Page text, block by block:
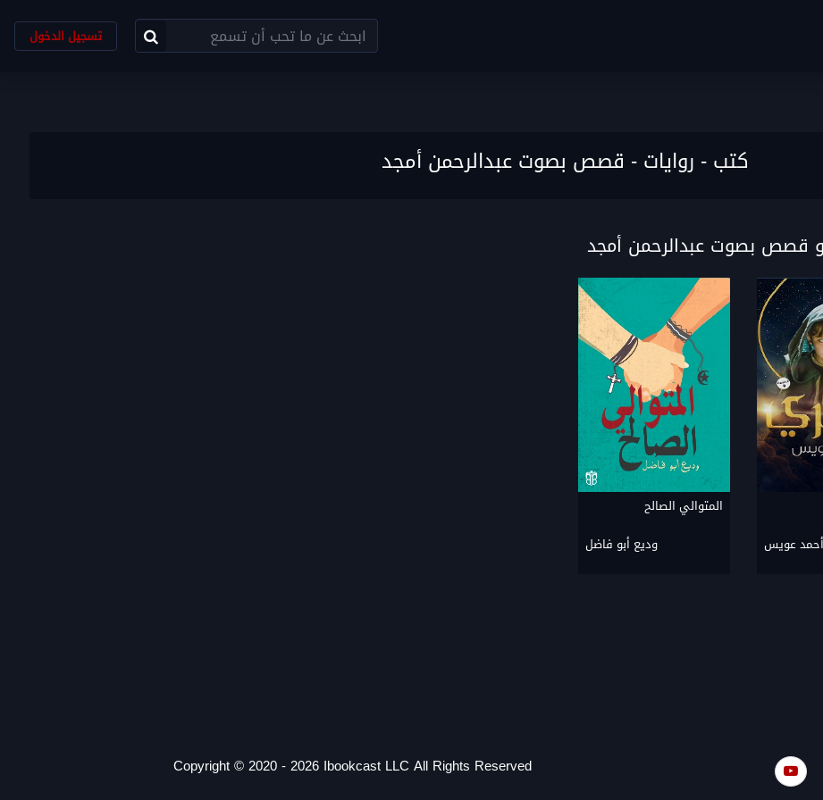
تسجيل الدخول
كتب - روايات - قصص بصوت عبدالرحمن أمجد
قصص بصوت عبدالرحمن أمجد
أحمد عويس
المتوالي الصالح
وديع أبو فاضل
Copyright © 2020 - 2026 Ibookcast LLC All Rights Reserved